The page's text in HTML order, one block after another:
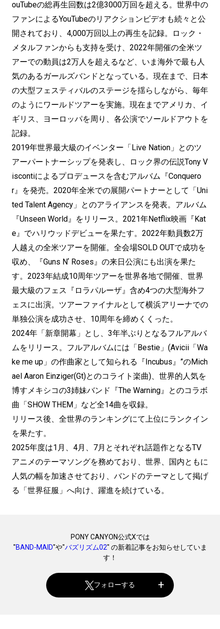
ouTubeの総再生回数は2億3000万回を超える。世界中の
ファンによるYouTubeのリアクションビデオも続々と公
開されており、4,000万回以上の再生を記録。ロック・
メタルファンからも支持を受け、2022年開催の全米ツ
アーでの動員は2万人を超えるなど、いま海外で最も人
気のあるガールズバンドとなっている。現在まで、日本
の大型フェスティバルのステージを揺らしながら、毎年
のようにワールドツアーを実施。現在までアメリカ、イ
ギリス、ヨーロッパを周り、各公演でソールドアウトを
記録。
2019年世界最大級のイベンター「Live Nation」とのツ
アーパートナーシップを発表し、ロック界の伝説Tony V
iscontiによるプロデュースを含むアルバム『Conquero
r』を発売。2020年全米での展開パートナーとして「Uni
ted Talent Agency」とのアライアンスを発表。アルバム
『Unseen World』をリリース。2021年Netflix映画『Kat
e』でハリウッドデビューを果たす。2022年動員数2万
人越えの全米ツアーを開催。全会場SOLD OUTで成功を
収め、『Guns Nʼ Roses』の来日公演にも出演を果た
す。2023年結成10周年ツアーを世界各地で開催、世界
最大級のフェス『ロラパルーザ』含め4つの大型海外フ
ェスに出演。ツアーファイナルとして横浜アリーナでの
単独公演を成功させ、10周年を締めくくった。
2024年「新章開幕」とし、3年半ぶりとなるフルアルバ
ムをリリース。フルアルバムには「Bestie」(Avicii「Wa
ke me up」の作曲家として知られる『Incubus』”のMich
ael Aaron Einziger(Gt)とのコライト楽曲)、世界的人気を
博すメキシコの3姉妹バンド『The Warning』とのコラボ
曲「SHOW THEM」など全14曲を収録。
リリース後、全世界のランキングにて上位にランクイン
を果たす。
2025年度は1月、4月、7月とそれぞれ話題作となるTV
アニメのテーマソングを務めており、世界、国内ともに
人気の幅を加速させており、バンドのテーマとして掲げ
る「世界征服」へ向け、躍進を続けている。
PONY CANYON公式Xでは
"BAND-MAID"や"バズリズム02" の新着記事をお知らせしていま
す！
フォローする